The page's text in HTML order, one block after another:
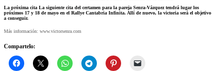
La próxima cita La siguiente cita del certamen para la pareja Senra-Vázquez tendrá lugar los
próximos 17 y 18 de mayo en el Rallye Cantabria Infinita. Allí de nuevo, la victoria será el objetivo
a conseguir.
Más información: www.victorsenra.com
Compartelo: